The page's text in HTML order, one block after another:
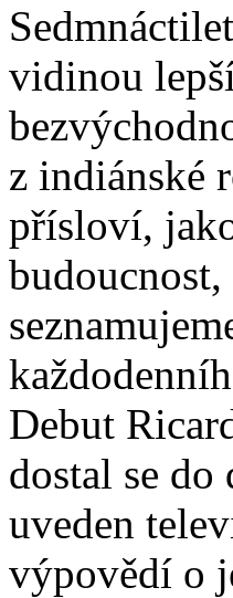
vidinou
z indiánské
přísloví,
Debut
dostal se
uveden
výpovědí o